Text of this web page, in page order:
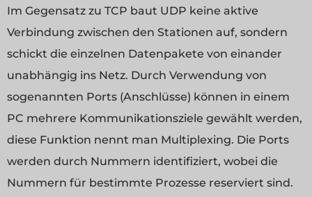
Im Gegensatz zu TCP baut UDP keine aktive
Verbindung zwischen den Stationen auf, sondern
schickt die einzelnen Datenpakete von einander
unabhängig ins Netz. Durch Verwendung von
sogenannten Ports (Anschlüsse) können in einem
PC mehrere Kommunikationsziele gewählt werden,
diese Funktion nennt man Multiplexing. Die Ports
werden durch Nummern identifiziert, wobei die
Nummern für bestimmte Prozesse reserviert sind.